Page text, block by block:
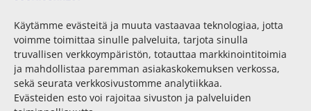
Käytämme evästeitä ja muuta vastaavaa teknologiaa, jotta
voimme toimittaa sinulle palveluita, tarjota sinulla
truvallisen verkkoympäristön, totauttaa markkinointitoimia
ja mahdollistaa paremman asiakaskokemuksen verkossa,
sekä seurata verkkosivustomme analytiikkaa.
Evästeiden esto voi rajoitaa sivuston ja palveluiden
Yhteystiedot
SuomiConnect Oy
Jääkärinkatu 33
50130 Mikkeli